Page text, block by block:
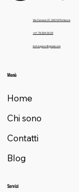
Via Ceresio 37, 22018 Porlezza
+41 78 324 00 22
boh.lugano@gmail.com
Menù
Home
Chi sono
Contatti
Blog
Servizi